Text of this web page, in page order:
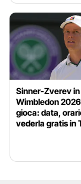
Sinner-Zverev
Wimbledon
gioca: data,
vederla gratis in